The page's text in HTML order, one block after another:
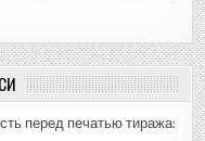
перед печатью тиража: